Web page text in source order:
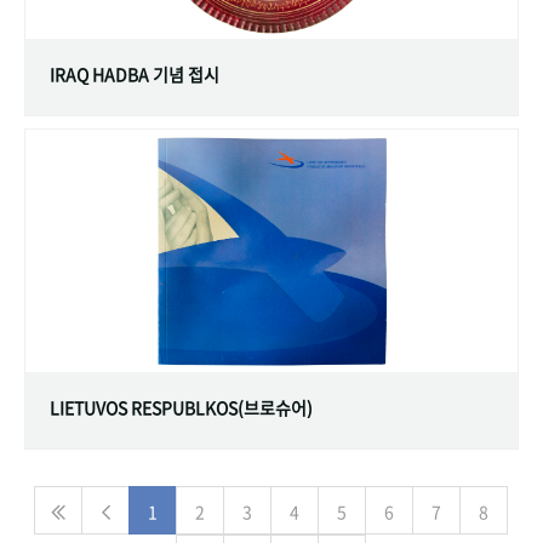
IRAQ HADBA 기념 접시
LIETUVOS RESPUBLKOS(브로슈어)
1 2 3 4 5 6 7 8